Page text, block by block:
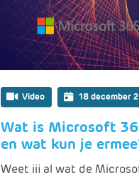
Video 18 december
Wat is Microsoft
en wat kun je
Weet jij al wat de